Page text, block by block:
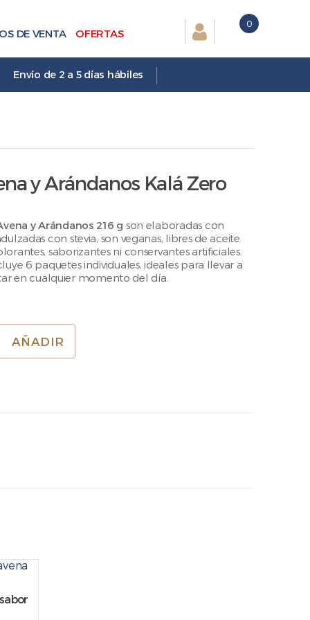
DE VENTA OFERTAS
Envío de 2 a 5 días hábiles
0
y Arándanos Kalá Zero
y Arándanos 216 g son elaboradas con
con stevia, son veganas, libres de aceite
saborizantes ni conservantes artificiales.
6 paquetes individuales, ideales para llevar a
en cualquier momento del día.
AÑADIR